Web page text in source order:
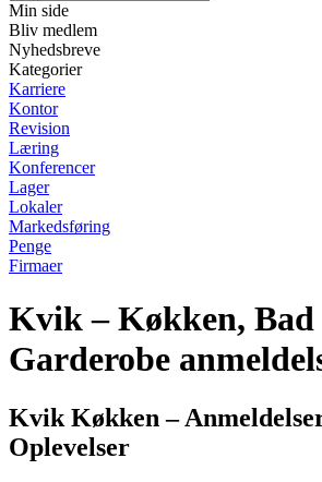
Min side
Bliv medlem
Nyhedsbreve
Kategorier
Karriere
Kontor
Revision
Læring
Konferencer
Lager
Lokaler
Markedsføring
Penge
Firmaer
Kvik – Køkken, Bad
Garderobe
Kvik Køkken –
Oplevelser